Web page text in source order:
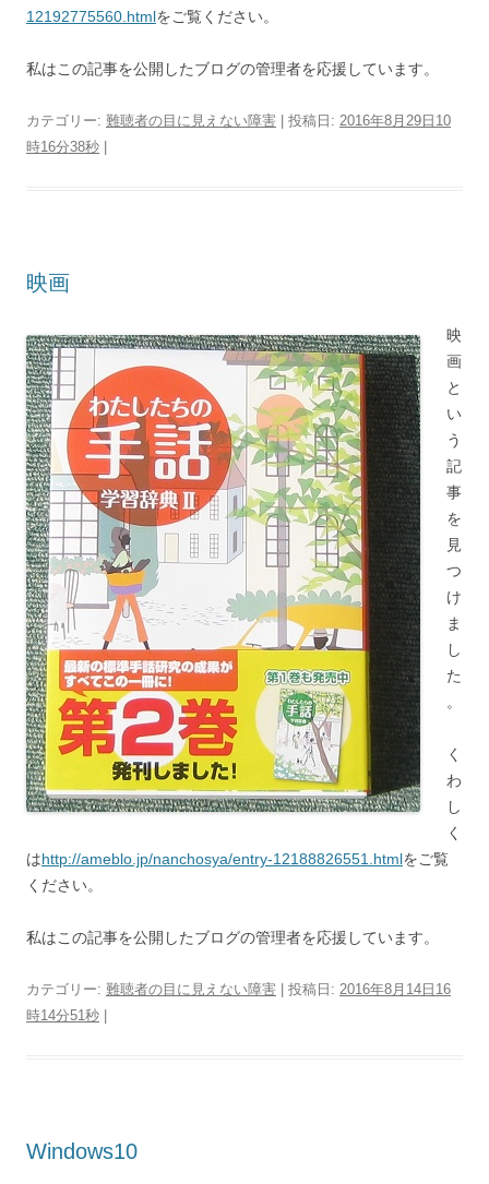
12192775560.htmlをご覧ください。
私はこの記事を公開したブログの管理者を応援しています。
カテゴリー: 難聴者の目に見えない障害 | 投稿日: 2016年8月29日10
時16分38秒
映画
映
画
と
い
う
記
事
を
見
つ
け
ま
し
た
。
く
わ
し
く
はhttp://ameblo.jp/nanchosya/entry-12188826551.htmlをご覧
ください。
私はこの記事を公開したブログの管理者を応援しています。
カテゴリー: 難聴者の目に見えない障害 | 投稿日: 2016年8月14日16
時14分51秒
Windows10